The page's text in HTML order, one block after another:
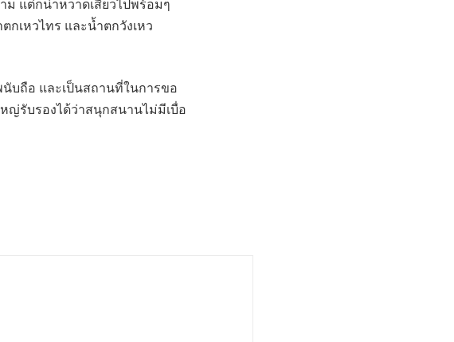
ม แต่ก็น่าหวาดเสียวไปพร้อมๆ
เหวไทร และน้ำตกวังเหว
บถือ และเป็นสถานที่ในการขอ
ญ่รับรองได้ว่าสนุกสนานไม่มีเบื่อ